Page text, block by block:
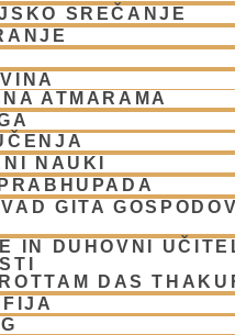
SREČANJE
ATMARAMA
NAUKI
GITA
IN DUHOVNI
DAS